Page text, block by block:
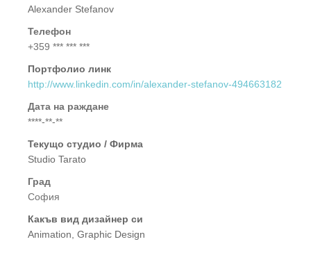
Alexander Stefanov
Телефон
+359 *** *** ***
Портфолио линк
http://www.linkedin.com/in/alexander-stefanov-494663182
Дата на раждане
****-**-**
Текущо студио / Фирма
Studio Tarato
Град
София
Какъв вид дизайнер си
Animation, Graphic Design